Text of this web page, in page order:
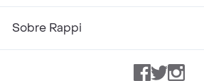
Sobre Rappi
Facebook
Twitter